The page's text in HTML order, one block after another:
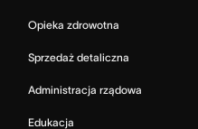
Opieka zdrowotna
Sprzedaż detaliczna
Administracja rządowa
Edukacja